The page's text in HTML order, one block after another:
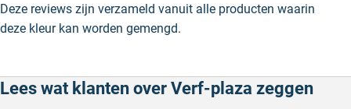
Deze reviews zijn verzameld vanuit alle producten waarin
deze kleur kan worden gemengd.
Lees wat klanten over Verf-plaza zeggen